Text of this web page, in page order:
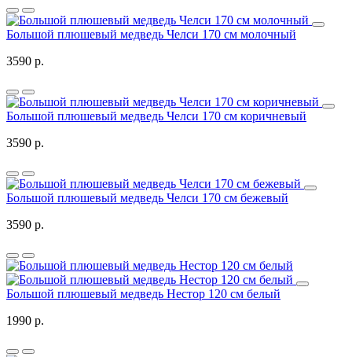
Большой плюшевый медведь Челси 170 см молочный
3590 р.
Большой плюшевый медведь Челси 170 см коричневый
3590 р.
Большой плюшевый медведь Челси 170 см бежевый
3590 р.
Большой плюшевый медведь Нестор 120 см белый
1990 р.